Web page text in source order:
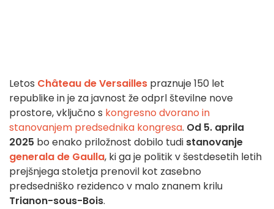
Letos Château de Versailles praznuje 150 let
republike in je za javnost že odprl številne nove
prostore, vključno s kongresno dvorano in
stanovanjem predsednika kongresa. Od 5. aprila
2025 bo enako priložnost dobilo tudi stanovanje
generala de Gaulla, ki ga je politik v šestdesetih letih
prejšnjega stoletja prenovil kot zasebno
predsedniško rezidenco v malo znanem krilu
Trianon-sous-Bois.